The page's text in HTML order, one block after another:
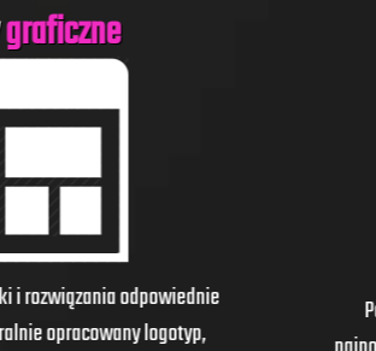
odpowiednie
opracowany logotyp,